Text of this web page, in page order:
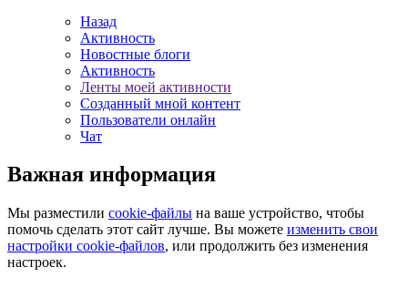
Назад
Активность
Новостные блоги
Активность
Ленты моей активности
Созданный мной контент
Пользователи онлайн
Чат
Важная информация
Мы разместили cookie-файлы на ваше устройство, чтобы
помочь сделать этот сайт лучше. Вы можете изменить свои
настройки cookie-файлов, или продолжить без изменения
настроек.